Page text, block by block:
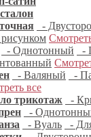
-
- Однотонный -
- Валяный -
все
трикотаж
-
-
- Вуаль
-